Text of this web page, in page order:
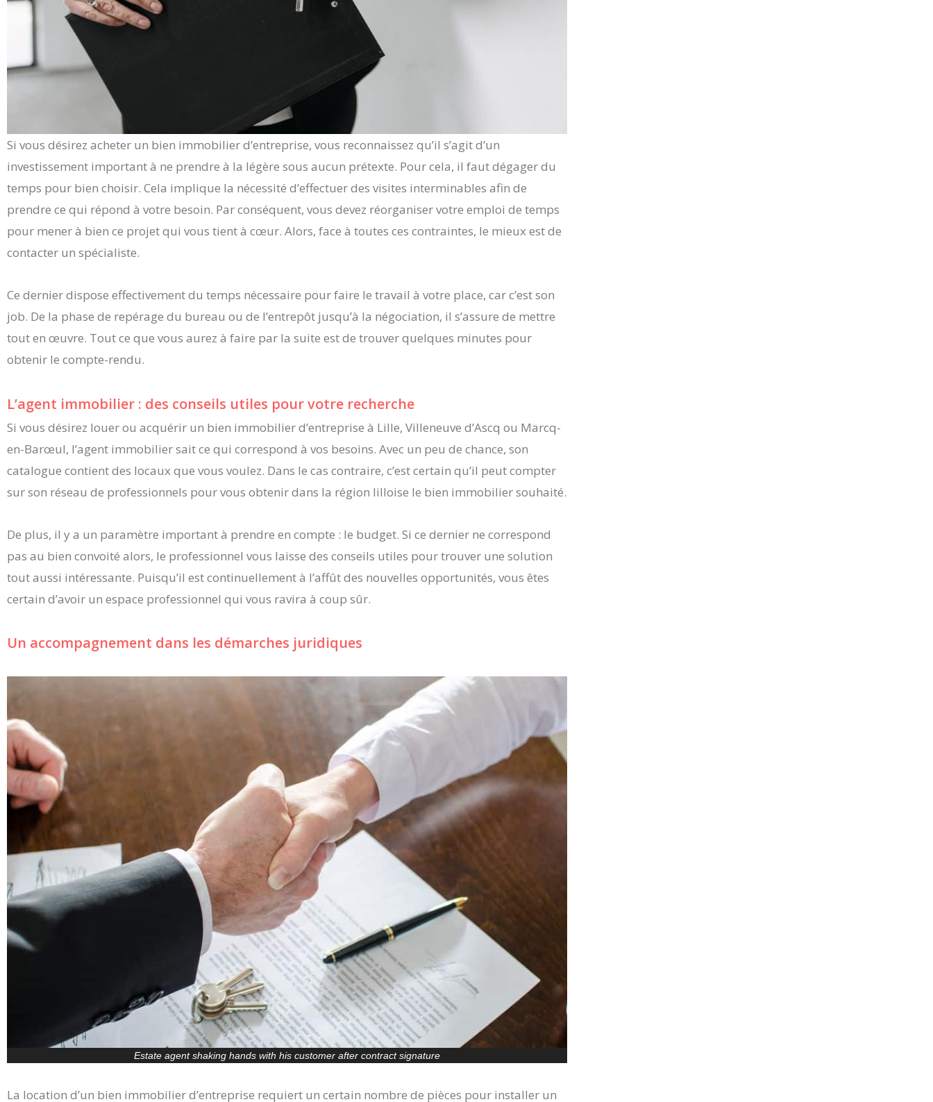
Si vous désirez acheter un bien immobilier d’entreprise, vous reconnaissez qu’il s’agit d’un
investissement important à ne prendre à la légère sous aucun prétexte. Pour cela, il faut dégager du
temps pour bien choisir. Cela implique la nécessité d’effectuer des visites interminables afin de
prendre ce qui répond à votre besoin. Par conséquent, vous devez réorganiser votre emploi de temps
pour mener à bien ce projet qui vous tient à cœur. Alors, face à toutes ces contraintes, le mieux est de
contacter un spécialiste.
Ce dernier dispose effectivement du temps nécessaire pour faire le travail à votre place, car c’est son
job. De la phase de repérage du bureau ou de l’entrepôt jusqu’à la négociation, il s’assure de mettre
tout en œuvre. Tout ce que vous aurez à faire par la suite est de trouver quelques minutes pour
obtenir le compte-rendu.
L’agent immobilier : des conseils utiles pour votre recherche
Si vous désirez louer ou acquérir un bien immobilier d’entreprise à Lille, Villeneuve d’Ascq ou Marcq-
en-Barœul, l’agent immobilier sait ce qui correspond à vos besoins. Avec un peu de chance, son
catalogue contient des locaux que vous voulez. Dans le cas contraire, c’est certain qu’il peut compter
sur son réseau de professionnels pour vous obtenir dans la région lilloise le bien immobilier souhaité.
De plus, il y a un paramètre important à prendre en compte : le budget. Si ce dernier ne correspond
pas au bien convoité alors, le professionnel vous laisse des conseils utiles pour trouver une solution
tout aussi intéressante. Puisqu’il est continuellement à l’affût des nouvelles opportunités, vous êtes
certain d’avoir un espace professionnel qui vous ravira à coup sûr.
Un accompagnement dans les démarches juridiques
Estate agent shaking hands with his customer after contract signature
La location d’un bien immobilier d’entreprise requiert un certain nombre de pièces pour installer un